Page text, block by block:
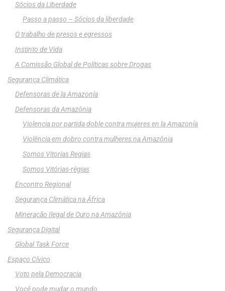
Sócios da Liberdade
Passo a passo – Sócios da liberdade
O trabalho de presos e egressos
Instinto de Vida
A Comissão Global de Políticas sobre Drogas
Segurança Climática
Defensoras de la Amazonía
Defensoras da Amazônia
Violencia por partida doble contra mujeres en la Amazonía
Violência em dobro contra mulheres na Amazônia
Somos Vitorias Regias
Somos Vitórias-régias
Encontro Regional
Segurança Climática na África
Mineração Ilegal de Ouro na Amazônia
Segurança Digital
Global Task Force
Espaço Cívico
Voto pela Democracia
Você pode mudar o mundo